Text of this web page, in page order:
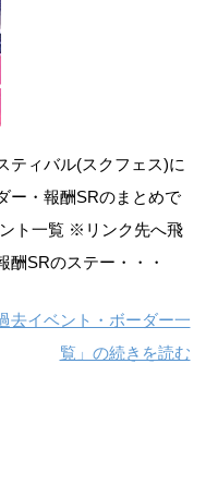
ティバル(スクフェス)に
ー・報酬SRのまとめで
ト一覧 ※リンク先へ飛
酬SRのステー・・・
去イベント・ボーダー一
覧」の続きを読む